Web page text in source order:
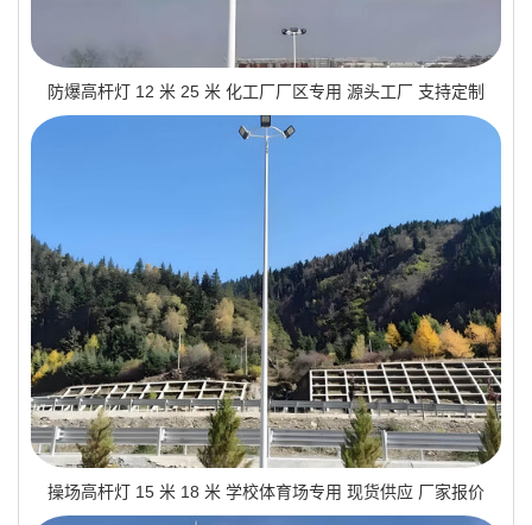
防爆高杆灯 12 米 25 米 化工厂厂区专用 源头工厂 支持定制
操场高杆灯 15 米 18 米 学校体育场专用 现货供应 厂家报价